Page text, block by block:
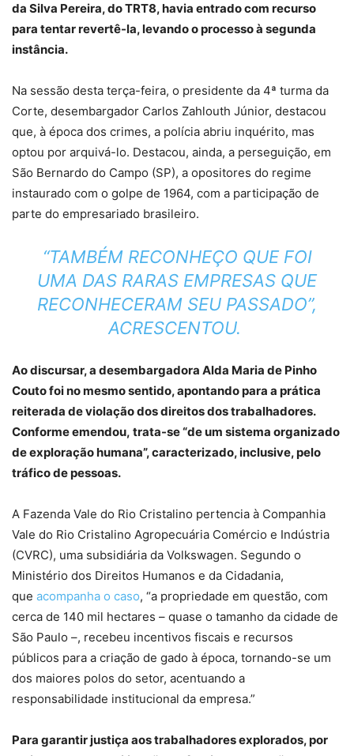
da Silva Pereira, do TRT8, havia entrado com recurso
para tentar revertê-la, levando o processo à segunda
instância.
Na sessão desta terça-feira, o presidente da 4ª turma da
Corte, desembargador Carlos Zahlouth Júnior, destacou
que, à época dos crimes, a polícia abriu inquérito, mas
optou por arquivá-lo. Destacou, ainda, a perseguição, em
São Bernardo do Campo (SP), a opositores do regime
instaurado com o golpe de 1964, com a participação de
parte do empresariado brasileiro.
“TAMBÉM RECONHEÇO QUE FOI
UMA DAS RARAS EMPRESAS QUE
RECONHECERAM SEU PASSADO”,
ACRESCENTOU.
Ao discursar, a desembargadora Alda Maria de Pinho
Couto foi no mesmo sentido, apontando para a prática
reiterada de violação dos direitos dos trabalhadores.
Conforme emendou, trata-se “de um sistema organizado
de exploração humana”, caracterizado, inclusive, pelo
tráfico de pessoas.
A Fazenda Vale do Rio Cristalino pertencia à Companhia
Vale do Rio Cristalino Agropecuária Comércio e Indústria
(CVRC), uma subsidiária da Volkswagen. Segundo o
Ministério dos Direitos Humanos e da Cidadania,
que acompanha o caso, “a propriedade em questão, com
cerca de 140 mil hectares – quase o tamanho da cidade de
São Paulo –, recebeu incentivos fiscais e recursos
públicos para a criação de gado à época, tornando-se um
dos maiores polos do setor, acentuando a
responsabilidade institucional da empresa.”
Para garantir justiça aos trabalhadores explorados, por